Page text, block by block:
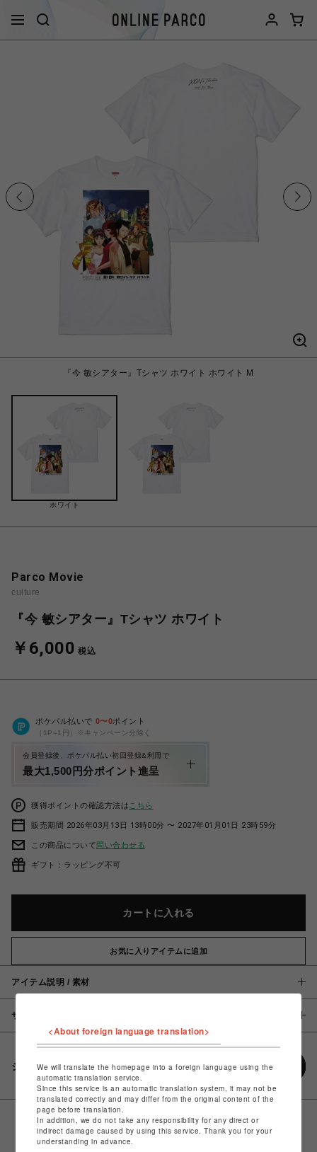
『今 敏シアター』Tシャツ ホワイト ホワイト M
ホワイト
Parco Movie
culture
『今 敏シアター』Tシャツ ホワイト
￥6,000 税込
ポケパル払いで 0〜0ポイント
（1P=1円）※キャンペーン分除く
会員登録後、ポケパル払い初回登録&利用で
最大1,500円分ポイント進呈
獲得ポイントの確認方法は こちら
販売期間 2026年03月13日 13時00分 〜 2027年01月01日 23時59分
この商品について問い合わせる
ギフト：ラッピング不可
カートに入れる
お気に入りアイテムに追加
アイテム説明 / 素材
サイズ
シェアする
<About foreign language translation>
We will translate the homepage into a foreign language using the
automatic translation service.
Since this service is an automatic translation system, it may not be
translated correctly and may differ from the original content of the
page before translation.
In addition, we do not take any responsibility for any direct or
indirect damage caused by using this service. Thank you for your
understanding in advance.